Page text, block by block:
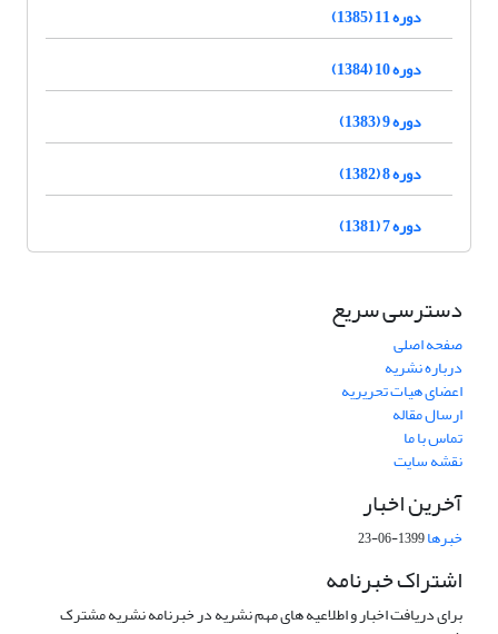
دوره 11 (1385)
دوره 10 (1384)
دوره 9 (1383)
دوره 8 (1382)
دوره 7 (1381)
دسترسی سریع
صفحه اصلی
درباره نشریه
اعضای هیات تحریریه
ارسال مقاله
تماس با ما
نقشه سایت
آخرین اخبار
خبرها1399-06-23
اشتراک خبرنامه
برای دریافت اخبار و اطلاعیه های مهم نشریه در خبرنامه نشریه مشترک